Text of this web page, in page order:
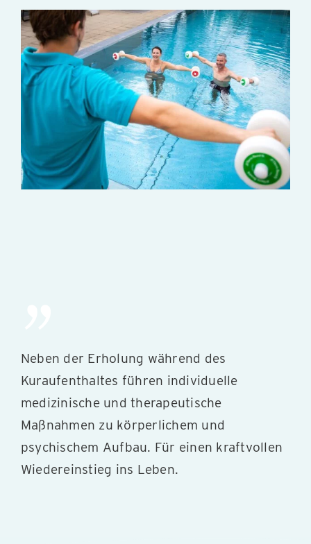
Neben der Erholung während des
Kuraufenthaltes führen individuelle
medizinische und therapeutische
Maßnahmen zu körperlichem und
psychischem Aufbau. Für einen kraftvollen
Wiedereinstieg ins Leben.